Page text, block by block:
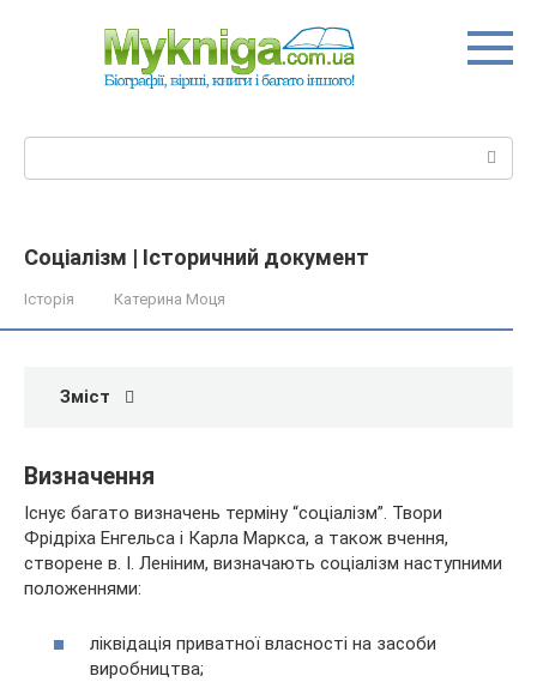
Соціалізм | Історичний документ
Історія Катерина Моця
Зміст
Визначення
Існує багато визначень терміну “соціалізм”. Твори
Фрідріха Енгельса і Карла Маркса, а також вчення,
створене в. І. Леніним, визначають соціалізм наступними
положеннями:
ліквідація приватної власності на засоби
виробництва;